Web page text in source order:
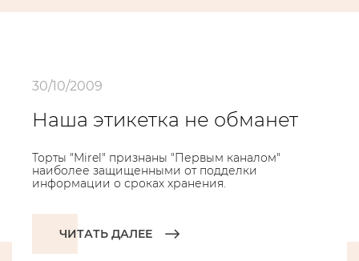
30/10/2009
Наша этикетка не обманет
Торты "Mirel" признаны "Первым каналом"
наиболее защищенными от подделки
информации о сроках хранения.
ЧИТАТЬ ДАЛЕЕ